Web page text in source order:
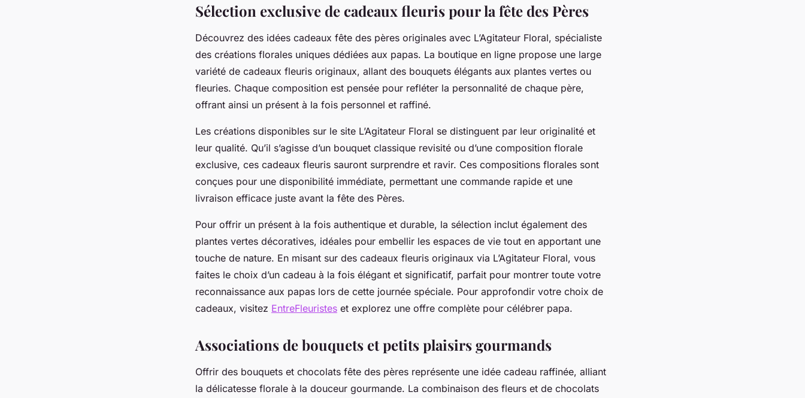
Sélection exclusive de cadeaux fleuris pour la fête des Pères
Découvrez des idées cadeaux fête des pères originales avec L’Agitateur Floral, spécialiste
des créations florales uniques dédiées aux papas. La boutique en ligne propose une large
variété de cadeaux fleuris originaux, allant des bouquets élégants aux plantes vertes ou
fleuries. Chaque composition est pensée pour refléter la personnalité de chaque père,
offrant ainsi un présent à la fois personnel et raffiné.
Les créations disponibles sur le site L’Agitateur Floral se distinguent par leur originalité et
leur qualité. Qu’il s’agisse d’un bouquet classique revisité ou d’une composition florale
exclusive, ces cadeaux fleuris sauront surprendre et ravir. Ces compositions florales sont
conçues pour une disponibilité immédiate, permettant une commande rapide et une
livraison efficace juste avant la fête des Pères.
Pour offrir un présent à la fois authentique et durable, la sélection inclut également des
plantes vertes décoratives, idéales pour embellir les espaces de vie tout en apportant une
touche de nature. En misant sur des cadeaux fleuris originaux via L’Agitateur Floral, vous
faites le choix d’un cadeau à la fois élégant et significatif, parfait pour montrer toute votre
reconnaissance aux papas lors de cette journée spéciale. Pour approfondir votre choix de
cadeaux, visitez EntreFleuristes et explorez une offre complète pour célébrer papa.
Associations de bouquets et petits plaisirs gourmands
Offrir des bouquets et chocolats fête des pères représente une idée cadeau raffinée, alliant
la délicatesse florale à la douceur gourmande. La combinaison des fleurs et de chocolats